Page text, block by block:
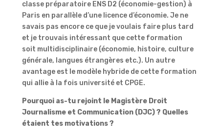
classe préparatoire ENS D2 (économie-gestion) à
Paris en parallèle d’une licence d’économie. Je ne
savais pas encore ce que je voulais faire plus tard
et je trouvais intéressant que cette formation
soit multidisciplinaire (économie, histoire, culture
générale, langues étrangères etc.). Un autre
avantage est le modèle hybride de cette formation
qui allie à la fois université et CPGE.
Pourquoi as-tu rejoint le Magistère Droit
Journalisme et Communication (DJC) ? Quelles
étaient tes motivations ?